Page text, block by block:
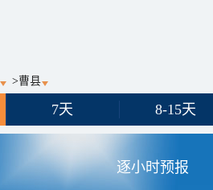
>曹县
7天 8-15天
逐小时预报